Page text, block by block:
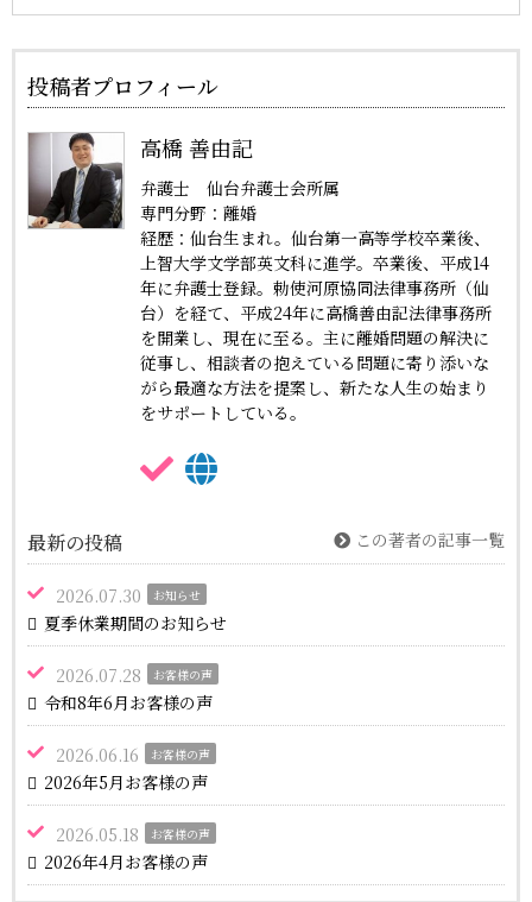
投稿者プロフィール
高橋 善由記
弁護士 仙台弁護士会所属
専門分野：離婚
経歴：仙台生まれ。仙台第一高等学校卒業後、
上智大学文学部英文科に進学。卒業後、平成14
年に弁護士登録。勅使河原協同法律事務所（仙
台）を経て、平成24年に高橋善由記法律事務所
を開業し、現在に至る。主に離婚問題の解決に
従事し、相談者の抱えている問題に寄り添いな
がら最適な方法を提案し、新たな人生の始まり
をサポートしている。
最新の投稿 この著者の記事一覧
2026.07.30 お知らせ
夏季休業期間のお知らせ
2026.07.28 お客様の声
令和8年6月お客様の声
2026.06.16 お客様の声
2026年5月お客様の声
2026.05.18 お客様の声
2026年4月お客様の声